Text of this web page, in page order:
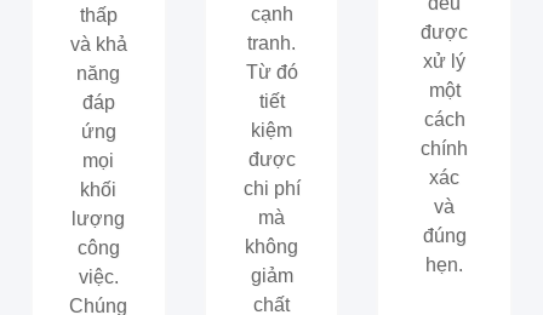
thấp
và khả
năng
đáp
ứng
mọi
khối
lượng
công
việc.
Chúng
cạnh
tranh.
Từ đó
tiết
kiệm
được
chi phí
mà
không
giảm
chất
được
xử lý
một
cách
chính
xác
và
đúng
hẹn.